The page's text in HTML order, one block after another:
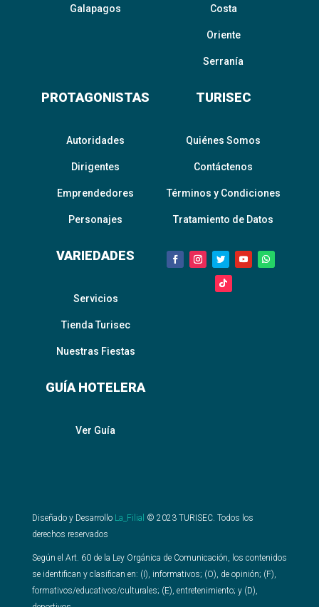
Galapagos Costa
Oriente
Serranía
PROTAGONISTAS
Autoridades
Dirigentes
Emprendedores
Personajes
VARIEDADES
Servicios
Tienda Turisec
Nuestras Fiestas
GUÍA HOTELERA
Ver Guía
TURISEC
Quiénes Somos
Contáctenos
Términos y Condiciones
Tratamiento de Datos
Diseñado y Desarrollo La_Filial © 2023TURISEC. Todos los
derechos reservados
Según el Art. 60 de la Ley Orgánica de Comunicación, los contenidos
se identifican y clasifican en: (I), informativos; (O), de opinión; (F),
formativos/educativos/culturales; (E), entretenimiento; y (D),